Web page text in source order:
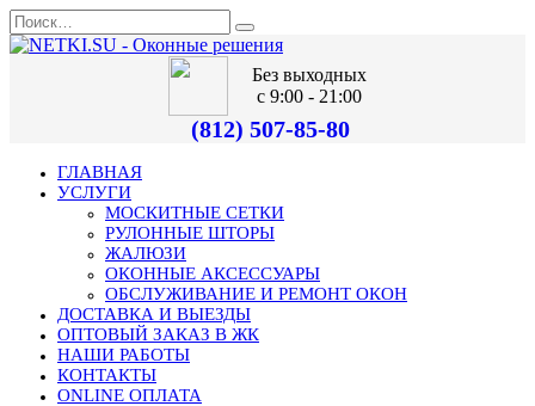
Без выходных
с 9:00 - 21:00
(812) 507-85-80
ГЛАВНАЯ
УСЛУГИ
МОСКИТНЫЕ СЕТКИ
РУЛОННЫЕ ШТОРЫ
ЖАЛЮЗИ
ОКОННЫЕ АКСЕССУАРЫ
ОБСЛУЖИВАНИЕ И РЕМОНТ ОКОН
ДОСТАВКА И ВЫЕЗДЫ
ОПТОВЫЙ ЗАКАЗ В ЖК
НАШИ РАБОТЫ
КОНТАКТЫ
ONLINE ОПЛАТА